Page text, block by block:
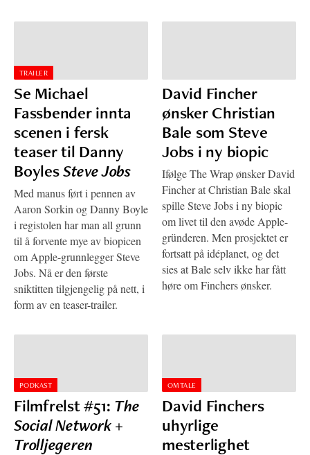
TRAILER
Se Michael
Fassbender innta
scenen i fersk
teaser til Danny
BoylesSteve Jobs
Med manus ført i pennen av
Aaron Sorkin og Danny Boyle
i registolen har man all grunn
til å forvente mye av biopicen
om Apple-grunnlegger Steve
Jobs. Nå er den første
sniktitten tilgjengelig på nett, i
form av en teaser-trailer.
David Fincher
ønsker Christian
Bale som Steve
Jobs i ny biopic
Ifølge The Wrap ønsker David
Fincher at Christian Bale skal
spille Steve Jobs i ny biopic
om livet til den avøde Apple-
gründeren. Men prosjektet er
fortsatt på idéplanet, og det
sies at Bale selv ikke har fått
høre om Finchers ønsker.
PODKAST
Filmfrelst #51: The
Social Network+
Trolljegeren
OMTALE
David Finchers
uhyrlige
mesterlighet